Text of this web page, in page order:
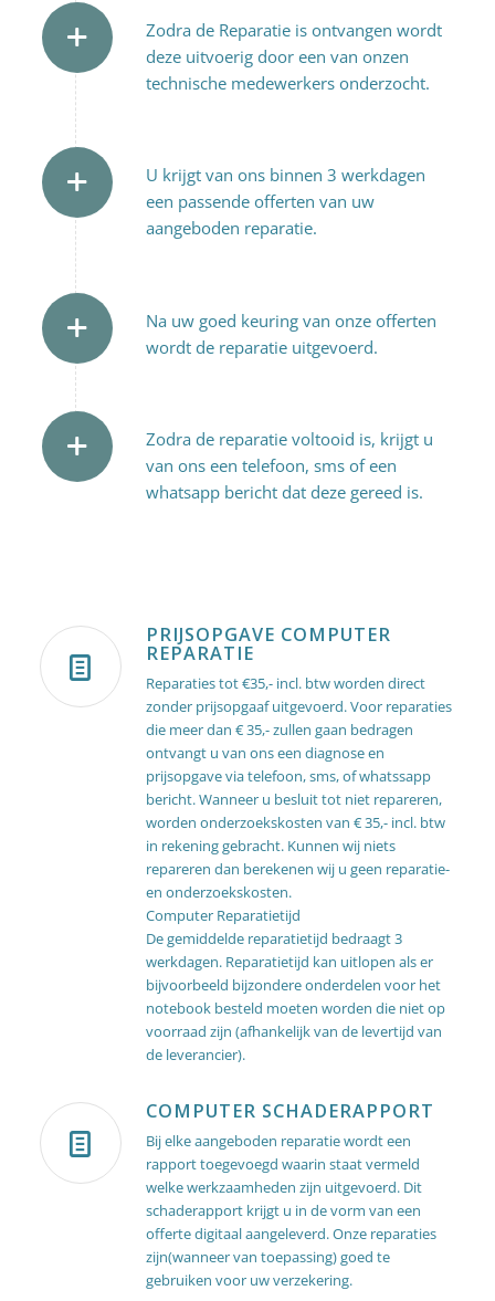
Zodra de Reparatie is ontvangen wordt
deze uitvoerig door een van onzen
technische medewerkers onderzocht.
U krijgt van ons binnen 3 werkdagen
een passende offerten van uw
aangeboden reparatie.
Na uw goed keuring van onze offerten
wordt de reparatie uitgevoerd.
Zodra de reparatie voltooid is, krijgt u
van ons een telefoon, sms of een
whatsapp bericht dat deze gereed is.
PRIJSOPGAVE COMPUTER
REPARATIE
Reparaties tot €35,- incl. btw worden direct
zonder prijsopgaaf uitgevoerd. Voor reparaties
die meer dan € 35,- zullen gaan bedragen
ontvangt u van ons een diagnose en
prijsopgave via telefoon, sms, of whatssapp
bericht. Wanneer u besluit tot niet repareren,
worden onderzoekskosten van € 35,- incl. btw
in rekening gebracht. Kunnen wij niets
repareren dan berekenen wij u geen reparatie-
en onderzoekskosten.
Computer Reparatietijd
De gemiddelde reparatietijd bedraagt 3
werkdagen. Reparatietijd kan uitlopen als er
bijvoorbeeld bijzondere onderdelen voor het
notebook besteld moeten worden die niet op
voorraad zijn (afhankelijk van de levertijd van
de leverancier).
COMPUTER SCHADERAPPORT
Bij elke aangeboden reparatie wordt een
rapport toegevoegd waarin staat vermeld
welke werkzaamheden zijn uitgevoerd. Dit
schaderapport krijgt u in de vorm van een
offerte digitaal aangeleverd. Onze reparaties
zijn(wanneer van toepassing) goed te
gebruiken voor uw verzekering.